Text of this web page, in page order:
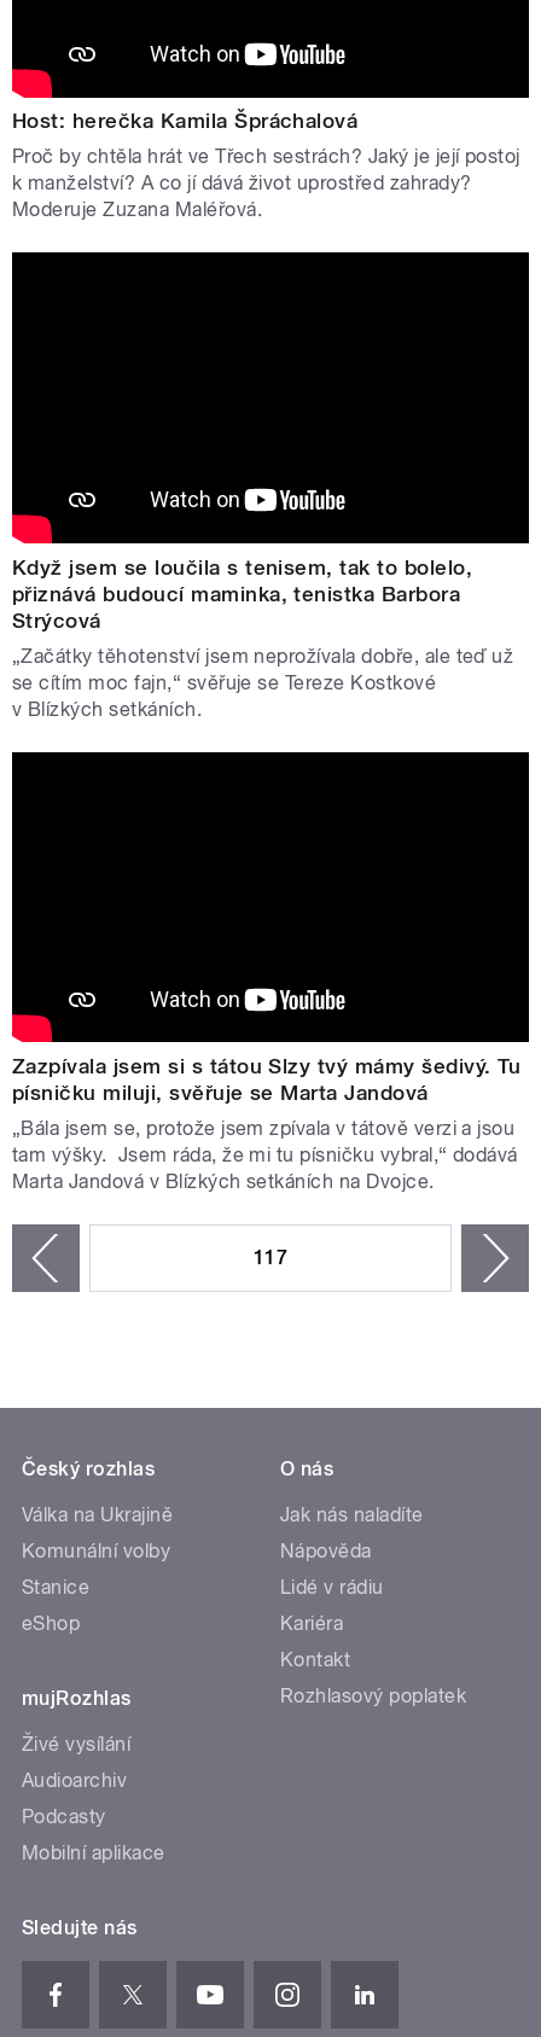
Host: herečka Kamila Špráchalová
Proč by chtěla hrát ve Třech sestrách? Jaký je její postoj
k manželství? A co jí dává život uprostřed zahrady?
Moderuje Zuzana Maléřová.
Když jsem se loučila s tenisem, tak to bolelo,
přiznává budoucí maminka, tenistka Barbora
Strýcová
„Začátky těhotenství jsem neprožívala dobře, ale teď už
se cítím moc fajn,“ svěřuje se Tereze Kostkové
v Blízkých setkáních.
Zazpívala jsem si s tátou Slzy tvý mámy šedivý. Tu
písničku miluji, svěřuje se Marta Jandová
„Bála jsem se, protože jsem zpívala v tátově verzi a jsou
tam výšky. Jsem ráda, že mi tu písničku vybral,“ dodává
Marta Jandová v Blízkých setkáních na Dvojce.
117
Český rozhlas
Válka na Ukrajině
Komunální volby
Stanice
eShop
mujRozhlas
Živé vysílání
Audioarchiv
Podcasty
Mobilní aplikace
O nás
Jak nás naladíte
Nápověda
Lidé v rádiu
Kariéra
Kontakt
Rozhlasový poplatek
Sledujte nás